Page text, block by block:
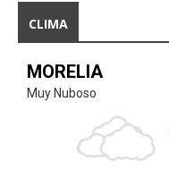
CLIMA
MORELIA
Muy Nuboso